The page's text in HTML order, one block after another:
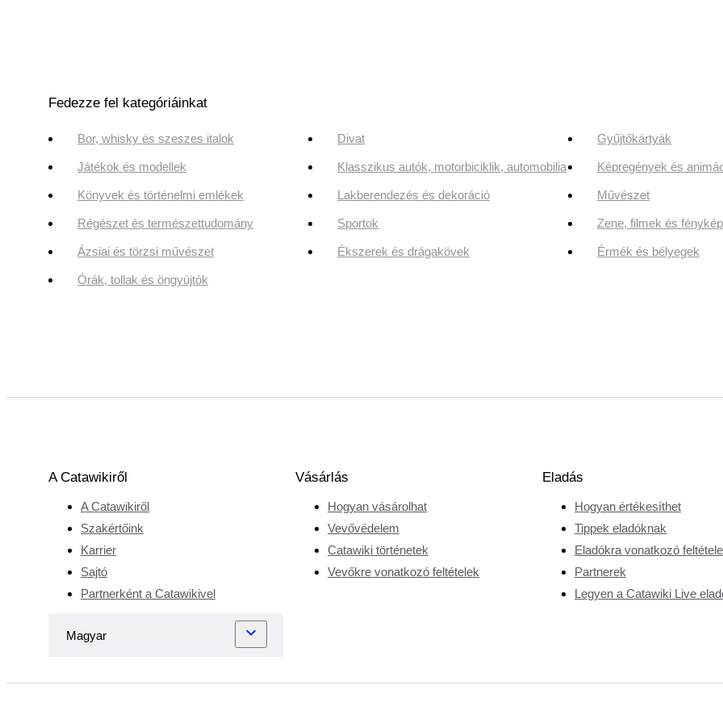
Fedezze fel kategóriáinkat
Bor, whisky és szeszes italok Divat Gyűjtőkártyák
Játékok és modellek Klasszikus autók, motorbiciklik, automobilia Képregények és
Könyvek és történelmi emlékek Lakberendezés és dekoráció Művészet
Régészet és természettudomány Sportok Zene, filmek és
Ázsiai és törzsi művészet Ékszerek és drágakövek Érmék és bélyegek
Órák, tollak és öngyújtók
A Catawikiről
A Catawikiről
Szakértőink
Karrier
Sajtó
Partnerként a Catawikivel
Vásárlás
Hogyan vásárolhat
Vevővédelem
Catawiki történetek
Vevőkre vonatkozó feltételek
Eladás
Hogyan értékesíthet
Tippek eladóknak
Eladókra vonatkozó
Partnerek
Legyen a Catawiki Live